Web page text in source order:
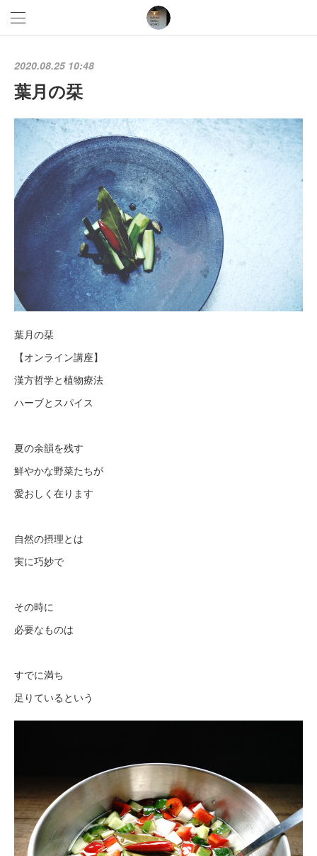
2020.08.25 10:48
葉月の栞
葉月の栞
【オンライン講座】
漢方哲学と植物療法
ハーブとスパイス
夏の余韻を残す
鮮やかな野菜たちが
愛おしく在ります
自然の摂理とは
実に巧妙で
その時に
必要なものは
すでに満ち
足りているという